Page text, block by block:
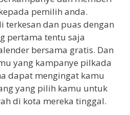
pemilih anda.
terkesan dan puas dengan
pertama tentu saja
bersama gratis. Dan
yang kampanye pilkada
dapat mengingat kamu
yang pilih kamu untuk
di kota mereka tinggal.